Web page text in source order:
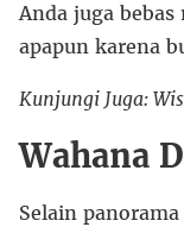
Anda juga
apapun karena
Kunjungi Juga:
Wahana
Selain